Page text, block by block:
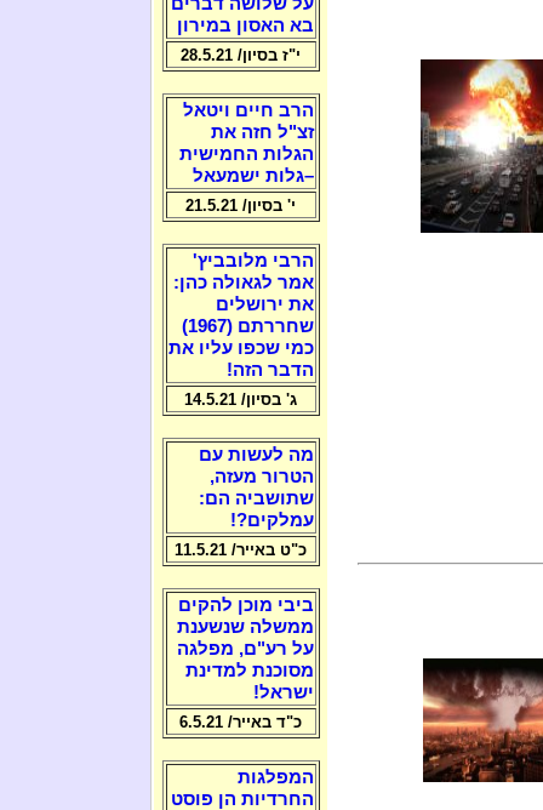
בא האסון במירון
י"ז בסיון/ 28.5.21
הרב חיים ויטאל
זצ"ל חזה את
הגלות החמישית
–גלות ישמעאל
י' בסיון/ 21.5.21
הרבי מלובביץ'
אמר לגאולה כהן:
את ירושלים
שחררתם (1967)
כמי שכפו עליו את
הדבר הזה!
ג' בסיון/ 14.5.21
מה לעשות עם
הטרור מעזה,
שתושביה הם:
עמלקים?!
כ"ט באייר/ 11.5.21
ביבי מוכן להקים
ממשלה שנשענת
על רע"ם, מפלגה
מסוכנת למדינת
ישראל!
כ"ד באייר/ 6.5.21
המפלגות
החרדיות הן פוסט